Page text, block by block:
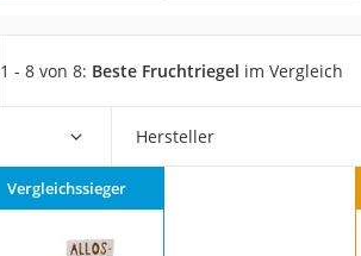
Trüffelöl
Müsli ohne Zuckerzusatz
Service
1 - 8 von 8: Beste Fruchtriegel im Vergleich
Hersteller
Vergleichssieger